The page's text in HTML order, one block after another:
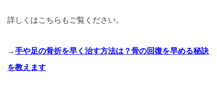
詳しくはこちらもご覧ください。
→手や足の骨折を早く治す方法は？骨の回復を早める秘訣
を教えます